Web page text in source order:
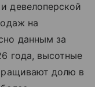
девелоперской
на
данным за
года, высотные
долю в